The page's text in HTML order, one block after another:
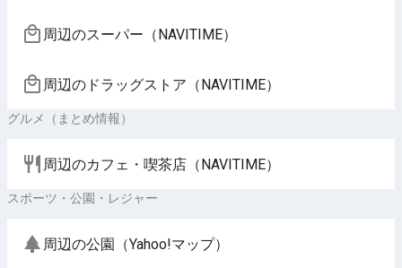
周辺のスーパー（NAVITIME）
周辺のドラッグストア（NAVITIME）
グルメ（まとめ情報）
周辺のカフェ・喫茶店（NAVITIME）
スポーツ・公園・レジャー
周辺の公園（Yahoo!マップ）